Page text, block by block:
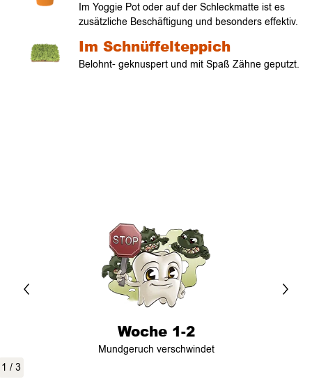
Im Yoggie Pot oder auf der Schleckmatte ist es
zusätzliche Beschäftigung und besonders effektiv.
Im Schnüffelteppich
Belohnt- geknuspert und mit Spaß Zähne geputzt.
Woche 1-2
Mundgeruch verschwindet
1 / 3